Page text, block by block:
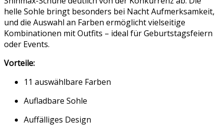
helle Sohle bringt besonders bei Nacht Aufmerksamkeit,
und die Auswahl an Farben ermöglicht vielseitige
Kombinationen mit Outfits – ideal für Geburtstagsfeiern
oder Events.
Vorteile:
11 auswählbare Farben
Aufladbare Sohle
Auffälliges Design